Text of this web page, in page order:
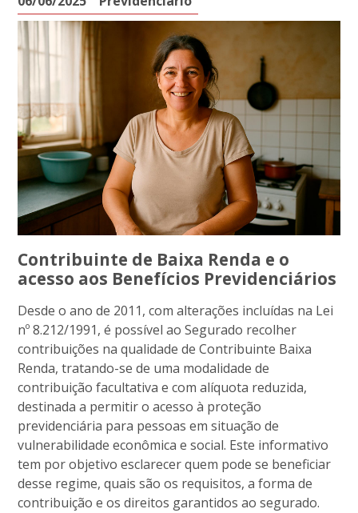
Contribuinte de Baixa Renda e o
acesso aos Benefícios Previdenciários
Desde o ano de 2011, com alterações incluídas na Lei
nº 8.212/1991, é possível ao Segurado recolher
contribuições na qualidade de Contribuinte Baixa
Renda, tratando-se de uma modalidade de
contribuição facultativa e com alíquota reduzida,
destinada a permitir o acesso à proteção
previdenciária para pessoas em situação de
vulnerabilidade econômica e social. Este informativo
tem por objetivo esclarecer quem pode se beneficiar
desse regime, quais são os requisitos, a forma de
contribuição e os direitos garantidos ao segurado.